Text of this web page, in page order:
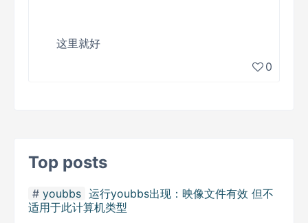
这里就好
0
Top posts
youbbs 运行youbbs出现：映像文件有效 但不
适用于此计算机类型